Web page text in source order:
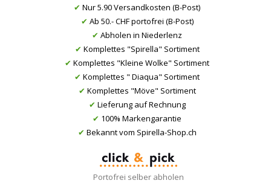
✔ Nur 5.90 Versandkosten (B-Post)
✔ Ab 50.- CHF portofrei (B-Post)
✔ Abholen in Niederlenz
✔ Komplettes "Spirella" Sortiment
✔ Komplettes "Kleine Wolke" Sortiment
✔ Komplettes " Diaqua" Sortiment
✔ Komplettes "Möve" Sortiment
✔ Lieferung auf Rechnung
✔ 100% Markengarantie
✔ Bekannt vom Spirella-Shop.ch
Portofrei selber abholen